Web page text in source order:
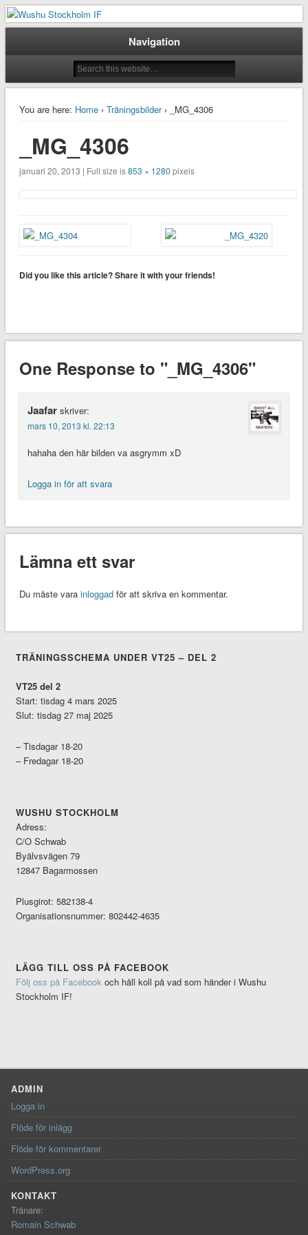
Wushu Stockholm IF
Taoluträning i Stockholm
Navigation
You are here: Home› Träningsbilder› _MG_4306
_MG_4306
januari 20, 2013 | Full size is853 × 1280 pixels
Did you like this article? Share it with your friends!
One Response to "_MG_4306"
Jaafar skriver:
mars 10, 2013 kl. 22:13
hahaha den här bilden va asgrymm xD
Logga in för att svara
Lämna ett svar
Du måste vara inloggadför att skriva en kommentar.
TRÄNINGSSCHEMA UNDER VT25 – DEL 2
VT25 del 2
Start: tisdag 4 mars 2025
Slut: tisdag 27 maj 2025
– Tisdagar 18-20
– Fredagar 18-20
WUSHU STOCKHOLM
Adress:
C/O Schwab
Byälvsvägen 79
12847 Bagarmossen
Plusgirot: 582138-4
Organisationsnummer: 802442-4635
LÄGG TILL OSS PÅ FACEBOOK
Följ oss på Facebook och håll koll på vad som händer i Wushu
Stockholm IF!
ADMIN
Logga in
Flöde för inlägg
Flöde för kommentarer
WordPress.org
KONTAKT
Tränare:
Romain Schwab